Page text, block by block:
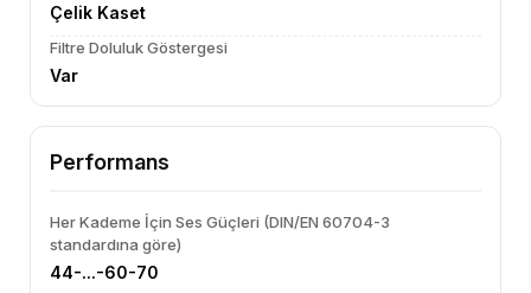
Çelik Kaset
Filtre Doluluk Göstergesi
Var
Performans
Her Kademe İçin Ses Güçleri (DIN/EN 60704-3
standardına göre)
44-...-60-70